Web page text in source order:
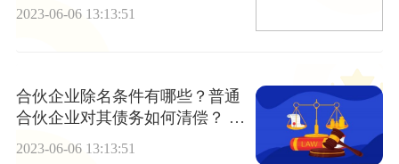
2023-06-06 13:13:51
合伙企业除名条件有哪些？普通
合伙企业对其债务如何清偿？ 全
球新要闻
2023-06-06 13:13:51